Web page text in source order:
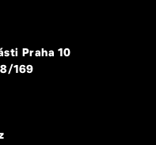
Praha 10
169